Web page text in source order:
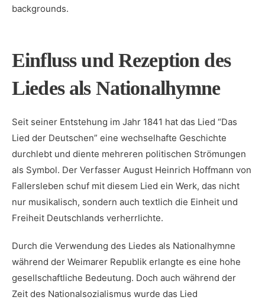
backgrounds.
Einfluss und Rezeption des
Liedes als Nationalhymne
Seit seiner ‌Entstehung im Jahr 1841 hat das⁤ Lied “Das
Lied der Deutschen” eine ⁣wechselhafte Geschichte
durchlebt und diente mehreren politischen Strömungen⁣
als Symbol. Der ⁣Verfasser August Heinrich​ Hoffmann von
Fallersleben schuf mit diesem ⁤Lied ein Werk,‍ das nicht⁢
nur ⁣musikalisch, sondern auch‍ textlich die ⁤Einheit und
Freiheit Deutschlands ⁢verherrlichte.
Durch die Verwendung des Liedes als Nationalhymne
während der ‌Weimarer​ Republik erlangte es eine‍ hohe⁤
gesellschaftliche Bedeutung. Doch auch während der
Zeit des Nationalsozialismus ​wurde ‌das Lied‍